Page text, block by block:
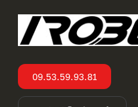
09.53.59.93.81